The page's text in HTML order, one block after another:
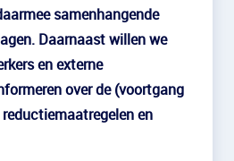
samenhangende
Daarnaast willen we
en externe
over de (voortgang
en